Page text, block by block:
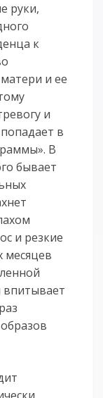
руки,
к
и ее
и
в
В
бывает
и резкие
месяцев
впитывает